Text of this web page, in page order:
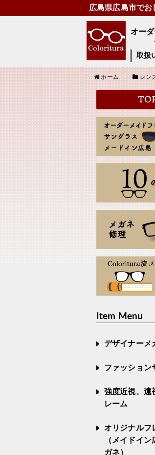
広島県広島市で
オー
取扱
ホーム レン
Item Menu
デザイナーメ
ファッション
強度近視、遠
レーム
オリジナルフ
（メイドイ
ガネ）